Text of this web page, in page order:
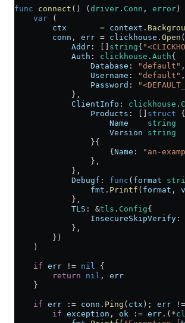
func connect () ( driver . Conn , error )
    var
(
        ctx
       =
context .
        conn
, err = clickhouse . Open (
            Addr
: [] string{
            Auth
: clickhouse . Auth{
                Database
: "default" ,
                Username
: "default" ,
                Password
:
            },
            ClientInfo
: clickhouse .
                Products
: [] struct {
                    Name
    string
                    Version
string
                }{
                    {
Name : "an-
                },
            },
            Debugf
: func ( format
                fmt
. Printf ( format , v
            },
            TLS
: &tls . Config{
                InsecureSkipVerify
:
            },
        })
    )
    if
err != nil
{
        return
nil , err
    }
    if
err := conn . Ping ( ctx ); err !=
        if
exception , ok := err .( *